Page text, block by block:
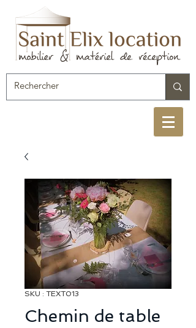
SKU : TEXT013
Chemin de table